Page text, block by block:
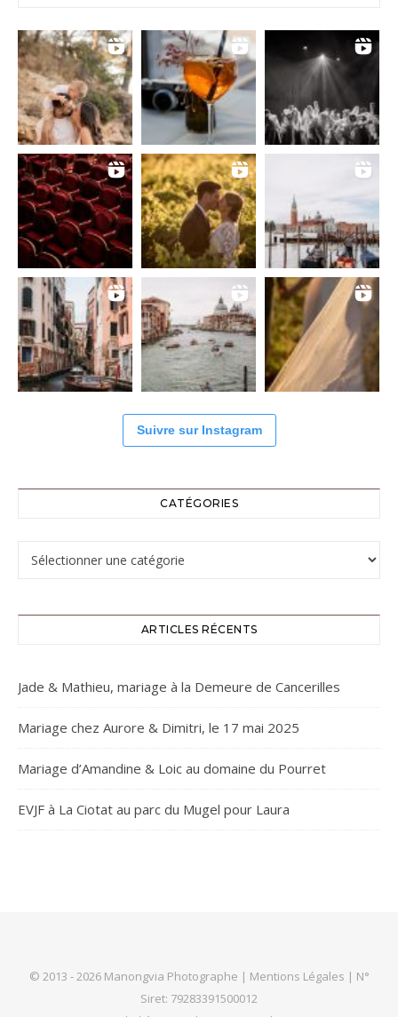
Suivre sur Instagram
CATÉGORIES
ARTICLES RÉCENTS
Jade & Mathieu, mariage à la Demeure de Cancerilles
Mariage chez Aurore & Dimitri, le 17 mai 2025
Mariage d’Amandine & Loic au domaine du Pourret
EVJF à La Ciotat au parc du Mugel pour Laura
© 2013 - 2026 Manongvia Photographe | Mentions Légales | N°
Siret: 79283391500012